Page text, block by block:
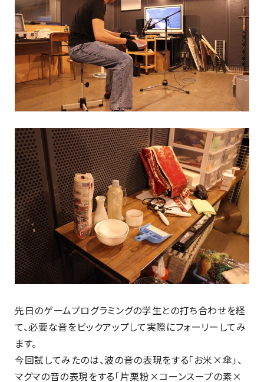
先日のゲームプログラミングの学生との打ち合わせを経
て、必要な音をピックアップして実際にフォーリーしてみ
ます。
今回試してみたのは、波の音の表現をする「お米×傘」、
マグマの音の表現をする「片栗粉×コーンスープの素×